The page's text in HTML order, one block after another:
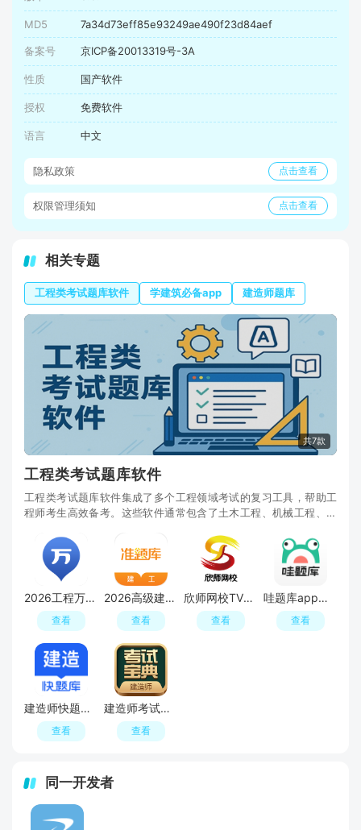
MD5 7a34d73eff85e93249ae490f23d84aef
备案号 京ICP备20013319号-3A
性质 国产软件
授权 免费软件
语言 中文
隐私政策 点击查看
权限管理须知 点击查看
相关专题
工程类考试题库软件 学建筑必备app 建造师题库
共7款
工程类考试题库软件
工程类考试题库软件集成了多个工程领域考试的复习工具，帮助工
程师考生高效备考。这些软件通常包含了土木工程、机械工程、电
2026工程万题库最新版软件
查看
2026高级建筑工程准题库软件
查看
欣师网校TV电视版apk
查看
哇题库app手机版官方版
查看
建造师快题库手机客户端
查看
建造师考试宝典题库电子版app
查看
同一开发者